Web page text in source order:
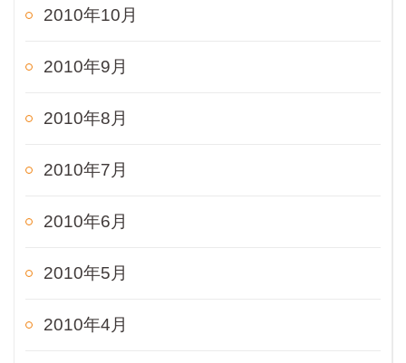
2010年10月
2010年9月
2010年8月
2010年7月
2010年6月
2010年5月
2010年4月